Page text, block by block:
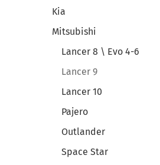
Kia
Mitsubishi
Lancer 8 \ Evo 4-6
Lancer 9
Lancer 10
Pajero
Outlander
Space Star